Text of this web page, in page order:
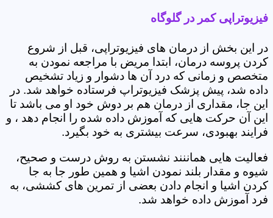
فیزیوتراپی کمر در گلوگاه
در این بخش از درمان های فیزیوتراپی، قبل از شروع
کردن پروسه درمان، ابتدا مریض با مراجعه نمودن به
متخصص و زمانی که درد آن ها دشوار و زیاد تشخیص
داده شد، پیش پزشک فیزیوتراپ فرستاده خواهد شد. در
این جا، مقداری از درمان هم بر دوش خود او می باشد تا
این آن حرکت هایی که آموزش داده شده را انجام دهد ، و
فرایند بهبودی، سرعت بیشتری به خود بگیرد.
فعالیت هایی هماننند نشستن به روش درست و صحیح،
شیوه و مقدار بلند نمودن اشیا و همین طور جا به جا
کردن اشیا و انجام دادن بعضی از تمرین های کششی، به
فرد آموزش داده خواهد شد.